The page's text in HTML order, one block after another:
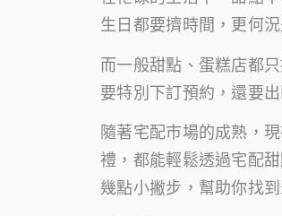
生日都要擠時間，更何
而一般甜點、蛋糕店都
要特別下訂預約，還要
隨著宅配市場的成熟，
禮，都能輕鬆透過宅配
幾點小撇步，幫助你找